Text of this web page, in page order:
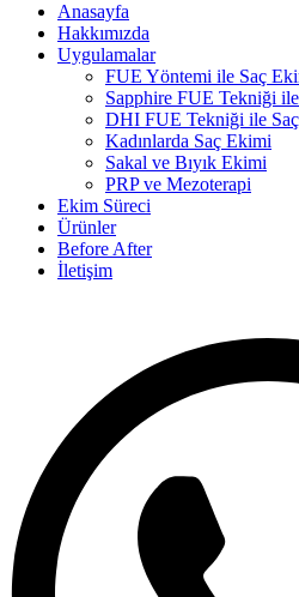
Anasayfa
Hakkımızda
Uygulamalar
FUE Yöntemi ile Saç
Sapphire FUE Tekniği
DHI FUE Tekniği ile
Kadınlarda Saç Ekimi
Sakal ve Bıyık Ekimi
PRP ve Mezoterapi
Ekim Süreci
Ürünler
Before After
İletişim